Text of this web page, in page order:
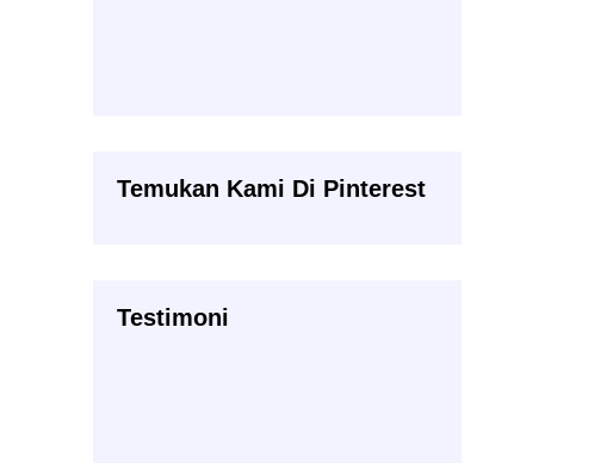
Temukan Kami Di Pinterest
Testimoni